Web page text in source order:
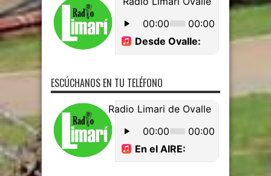
ESCÚCHANOS EN TU TELÉFONO